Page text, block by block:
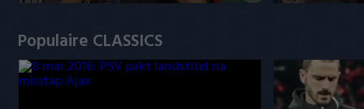
Populaire CLASSICS